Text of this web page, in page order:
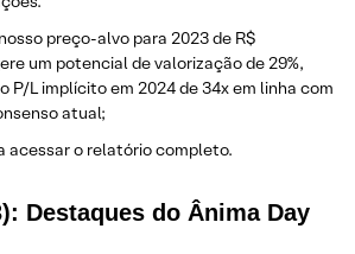
preço-alvo para 2023 de R$
um potencial de valorização de 29%,
P/L implícito em 2024 de 34x em linha com
atual;
acessar o relatório completo.
Destaques do Ânima Day